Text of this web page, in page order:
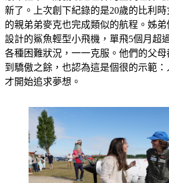
的親弟弟麥克也完成類似的航程。姊
設計的鯊魚輕型小飛機，單飛5個月超
各種困難狀況，一一克服。他們的父母
到驕傲之餘，也認為這是個很的示範
才開始追求夢想。